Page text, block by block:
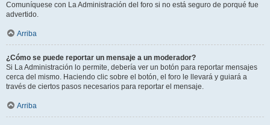
Comuníquese con La Administración del foro si no está seguro de porqué fue
advertido.
Arriba
¿Cómo se puede reportar un mensaje a un moderador?
Si La Administración lo permite, debería ver un botón para reportar mensajes
cerca del mismo. Haciendo clic sobre el botón, el foro le llevará y guiará a
través de ciertos pasos necesarios para reportar el mensaje.
Arriba